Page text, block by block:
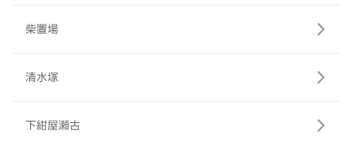
柴置場
清水塚
下紺屋瀬古